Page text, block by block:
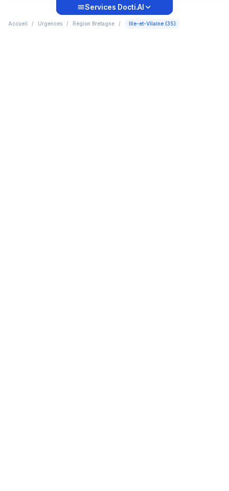
Services Docti.AI
Accueil / Urgences / Région Bretagne / Ille-et-Vilaine (35)